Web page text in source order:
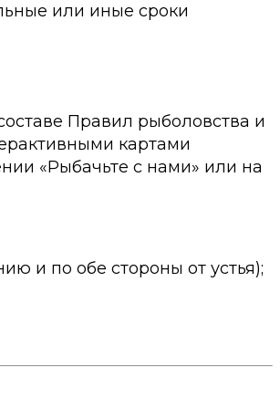
или иные сроки
Правил рыболовства и
картами
«Рыбачьте с нами» или на
и по обе стороны от устья);